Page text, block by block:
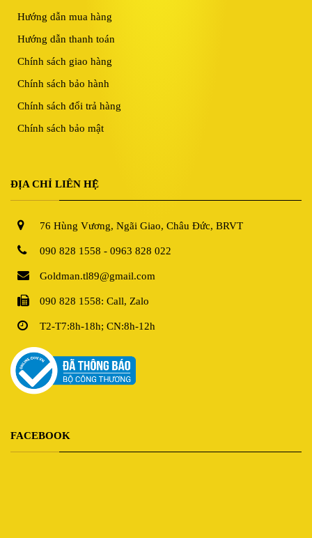
Hướng dẫn mua hàng
Hướng dẫn thanh toán
Chính sách giao hàng
Chính sách bảo hành
Chính sách đổi trả hàng
Chính sách bảo mật
ĐỊA CHỈ LIÊN HỆ
76 Hùng Vương, Ngãi Giao, Châu Đức, BRVT
090 828 1558 - 0963 828 022
Goldman.tl89@gmail.com
090 828 1558: Call, Zalo
T2-T7:8h-18h; CN:8h-12h
FACEBOOK